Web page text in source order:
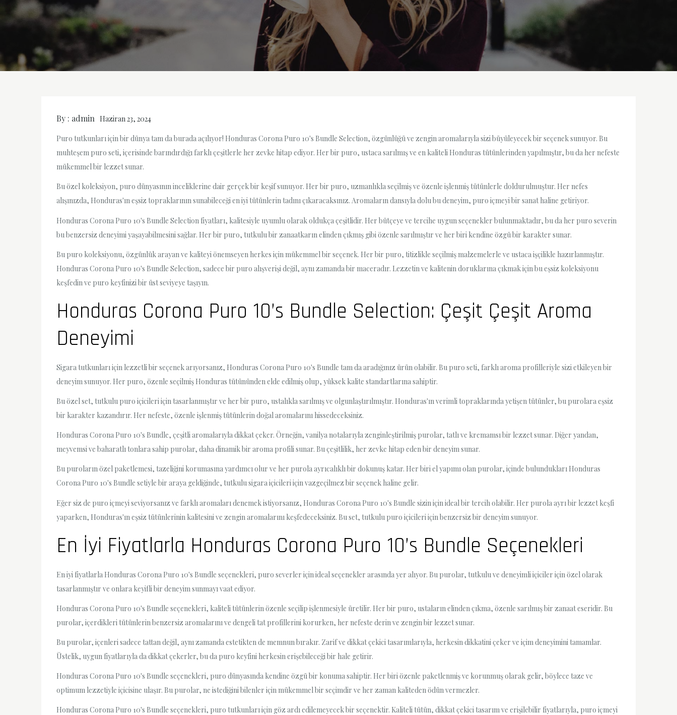
By : admin Haziran 23, 2024
Puro tutkunları için bir dünya tam da burada açılıyor! Honduras Corona Puro 10's Bundle Selection, özgünlüğü ve zengin aromalarıyla sizi büyüleyecek bir seçenek sunuyor. Bu
muhteşem puro seti, içerisinde barındırdığı farklı çeşitlerle her zevke hitap ediyor. Her bir puro, ustaca sarılmış ve en kaliteli Honduras tütünlerinden yapılmıştır, bu da her nefeste
mükemmel bir lezzet sunar.
Bu özel koleksiyon, puro dünyasının inceliklerine dair gerçek bir keşif sunuyor. Her bir puro, uzmanlıkla seçilmiş ve özenle işlenmiş tütünlerle doldurulmuştur. Her nefes
alışınızda, Honduras'ın eşsiz topraklarının sunabileceği en iyi tütünlerin tadını çıkaracaksınız. Aromaların dansıyla dolu bu deneyim, puro içmeyi bir sanat haline getiriyor.
Honduras Corona Puro 10's Bundle Selection fiyatları, kalitesiyle uyumlu olarak oldukça çeşitlidir. Her bütçeye ve tercihe uygun seçenekler bulunmaktadır, bu da her puro severin
bu benzersiz deneyimi yaşayabilmesini sağlar. Her bir puro, tutkulu bir zanaatkarın elinden çıkmış gibi özenle sarılmıştır ve her biri kendine özgü bir karakter sunar.
Bu puro koleksiyonu, özgünlük arayan ve kaliteyi önemseyen herkes için mükemmel bir seçenek. Her bir puro, titizlikle seçilmiş malzemelerle ve ustaca işçilikle hazırlanmıştır.
Honduras Corona Puro 10's Bundle Selection, sadece bir puro alışverişi değil, aynı zamanda bir maceradır. Lezzetin ve kalitenin doruklarına çıkmak için bu eşsiz koleksiyonu
keşfedin ve puro keyfinizi bir üst seviyeye taşıyın.
Honduras Corona Puro 10’s Bundle Selection: Çeşit Çeşit Aroma
Deneyimi
Sigara tutkunları için lezzetli bir seçenek arıyorsanız, Honduras Corona Puro 10's Bundle tam da aradığınız ürün olabilir. Bu puro seti, farklı aroma profilleriyle sizi etkileyen bir
deneyim sunuyor. Her puro, özenle seçilmiş Honduras tütününden elde edilmiş olup, yüksek kalite standartlarına sahiptir.
Bu özel set, tutkulu puro içicileri için tasarlanmıştır ve her bir puro, ustalıkla sarılmış ve olgunlaştırılmıştır. Honduras'ın verimli topraklarında yetişen tütünler, bu purolara eşsiz
bir karakter kazandırır. Her nefeste, özenle işlenmiş tütünlerin doğal aromalarını hissedeceksiniz.
Honduras Corona Puro 10's Bundle, çeşitli aromalarıyla dikkat çeker. Örneğin, vanilya notalarıyla zenginleştirilmiş purolar, tatlı ve kremamsı bir lezzet sunar. Diğer yandan,
meyvemsi ve baharatlı tonlara sahip purolar, daha dinamik bir aroma profili sunar. Bu çeşitlilik, her zevke hitap eden bir deneyim sunar.
Bu puroların özel paketlemesi, tazeliğini korumasına yardımcı olur ve her purola ayrıcalıklı bir dokunuş katar. Her biri el yapımı olan purolar, içinde bulundukları Honduras
Corona Puro 10's Bundle setiyle bir araya geldiğinde, tutkulu sigara içicileri için vazgeçilmez bir seçenek haline gelir.
Eğer siz de puro içmeyi seviyorsanız ve farklı aromaları denemek istiyorsanız, Honduras Corona Puro 10's Bundle sizin için ideal bir tercih olabilir. Her purola ayrı bir lezzet keşfi
yaparken, Honduras'ın eşsiz tütünlerinin kalitesini ve zengin aromalarını keşfedeceksiniz. Bu set, tutkulu puro içicileri için benzersiz bir deneyim sunuyor.
En İyi Fiyatlarla Honduras Corona Puro 10’s Bundle Seçenekleri
En iyi fiyatlarla Honduras Corona Puro 10's Bundle seçenekleri, puro severler için ideal seçenekler arasında yer alıyor. Bu purolar, tutkulu ve deneyimli içiciler için özel olarak
tasarlanmıştır ve onlara keyifli bir deneyim sunmayı vaat ediyor.
Honduras Corona Puro 10's Bundle seçenekleri, kaliteli tütünlerin özenle seçilip işlenmesiyle üretilir. Her bir puro, ustaların elinden çıkma, özenle sarılmış bir zanaat eseridir. Bu
purolar, içerdikleri tütünlerin benzersiz aromalarını ve dengeli tat profillerini korurken, her nefeste derin ve zengin bir lezzet sunar.
Bu purolar, içenleri sadece tattan değil, aynı zamanda estetikten de memnun bırakır. Zarif ve dikkat çekici tasarımlarıyla, herkesin dikkatini çeker ve içim deneyimini tamamlar.
Üstelik, uygun fiyatlarıyla da dikkat çekerler, bu da puro keyfini herkesin erişebileceği bir hale getirir.
Honduras Corona Puro 10's Bundle seçenekleri, puro dünyasında kendine özgü bir konuma sahiptir. Her biri özenle paketlenmiş ve korunmuş olarak gelir, böylece taze ve
optimum lezzetiyle içicisine ulaşır. Bu purolar, ne istediğini bilenler için mükemmel bir seçimdir ve her zaman kaliteden ödün vermezler.
Honduras Corona Puro 10's Bundle seçenekleri, puro tutkunları için göz ardı edilemeyecek bir seçenektir. Kaliteli tütün, dikkat çekici tasarım ve erişilebilir fiyatlarıyla, puro içmeyi